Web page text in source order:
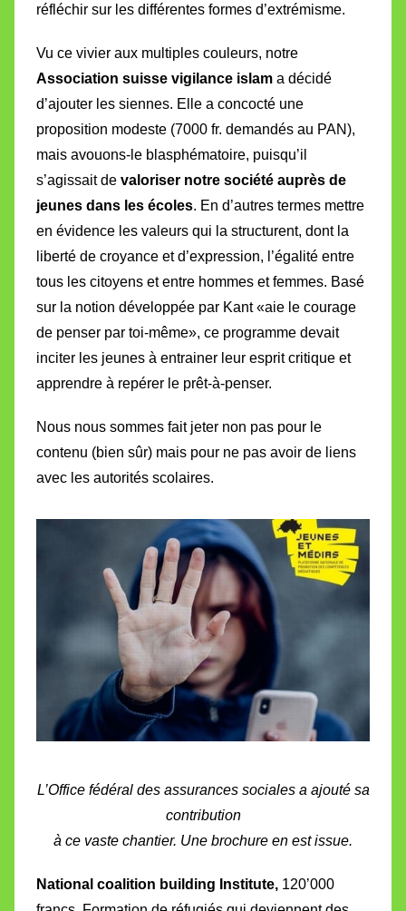
réfléchir sur les différentes formes d’extrémisme.
Vu ce vivier aux multiples couleurs, notre
Association suisse vigilance islam a décidé
d’ajouter les siennes. Elle a concocté une
proposition modeste (7000 fr. demandés au PAN),
mais avouons-le blasphématoire, puisqu’il
s’agissait de valoriser notre société auprès de
jeunes dans les écoles. En d’autres termes mettre
en évidence les valeurs qui la structurent, dont la
liberté de croyance et d’expression, l’égalité entre
tous les citoyens et entre hommes et femmes. Basé
sur la notion développée par Kant «aie le courage
de penser par toi-même», ce programme devait
inciter les jeunes à entrainer leur esprit critique et
apprendre à repérer le prêt-à-penser.
Nous nous sommes fait jeter non pas pour le
contenu (bien sûr) mais pour ne pas avoir de liens
avec les autorités scolaires.
L’Office fédéral des assurances sociales a ajouté sa
contribution
à ce vaste chantier. Une brochure en est issue.
National coalition building Institute, 120’000